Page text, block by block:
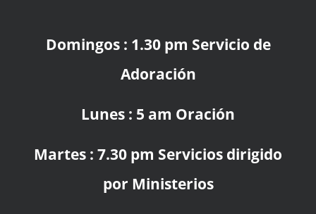
Domingos : 1.30 pm Servicio de
Adoración
Lunes : 5 am Oración
Martes : 7.30 pm Servicios dirigido
por Ministerios